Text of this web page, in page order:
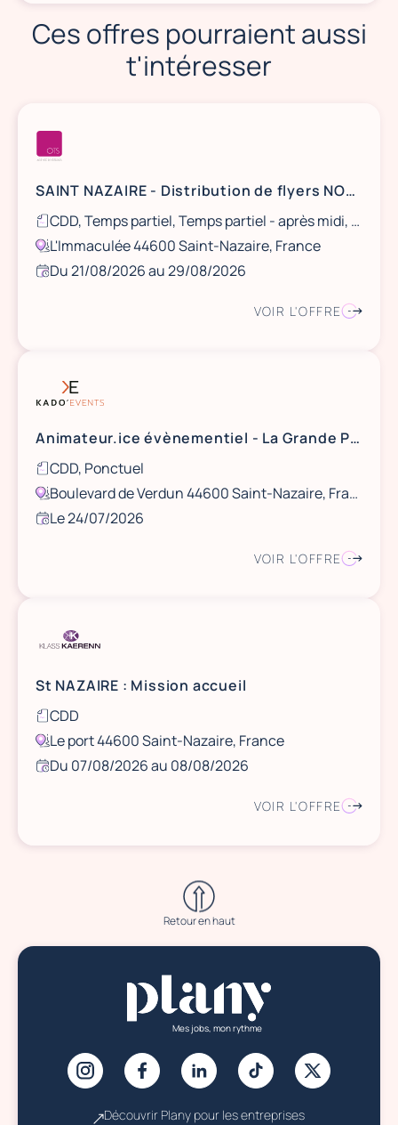
Ces offres pourraient aussi
t'intéresser
SAINT NAZAIRE - Distribution de flyers NOCIBÉ - 21 et 22 août / 28 et 29 août
CDD, Temps partiel, Temps partiel - après midi, Ponctuel
L'Immaculée 44600 Saint-Nazaire, France
Du 21/08/2026 au 29/08/2026
VOIR L'OFFRE
Animateur.ice évènementiel - La Grande Plage de Saint Nazaire - 13 août
CDD, Ponctuel
Boulevard de Verdun 44600 Saint-Nazaire, France
Le 24/07/2026
VOIR L'OFFRE
St NAZAIRE : Mission accueil
CDD
Le port 44600 Saint-Nazaire, France
Du 07/08/2026 au 08/08/2026
VOIR L'OFFRE
Retour en haut
Mes jobs, mon rythme
Découvrir Plany pour les entreprises